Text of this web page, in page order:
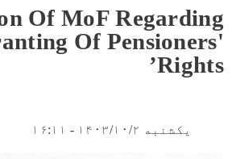
Of MoF Regarding
Of Pensioners'
Rights’
یکشنبه ۱۴۰۳/۱۰/۲ - ۱۶:۱۱